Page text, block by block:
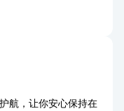
航，让你安心保持在